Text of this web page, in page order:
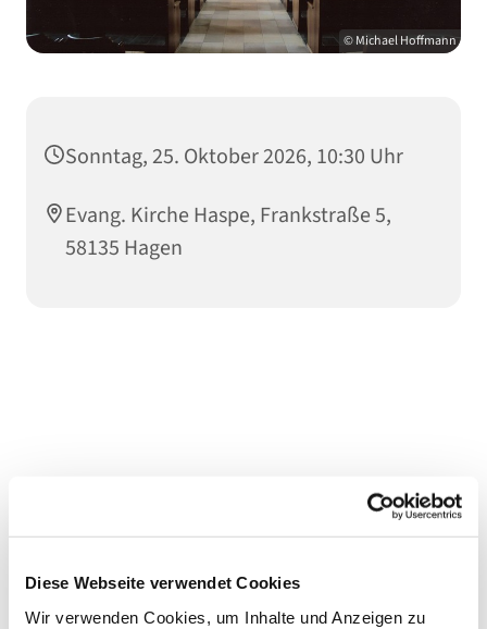
Diese Webseite verwendet Cookies
Wir verwenden Cookies, um Inhalte und Anzeigen zu
© Michael Hoffmann
Sonntag, 25. Oktober 2026, 10:30 Uhr
Evang. Kirche Haspe, Frankstraße 5,
58135 Hagen